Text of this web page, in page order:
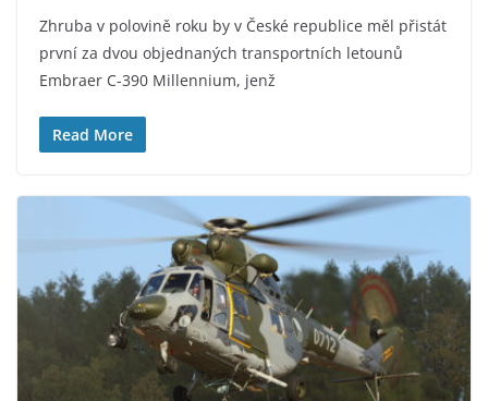
Zhruba v polovině roku by v České republice měl přistát
první za dvou objednaných transportních letounů
Embraer C-390 Millennium, jenž
Read More